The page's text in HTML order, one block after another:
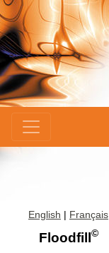
English | Français
Floodfill©